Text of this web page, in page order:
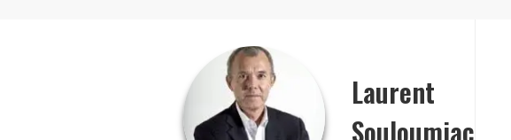
Laurent
Souloumiac